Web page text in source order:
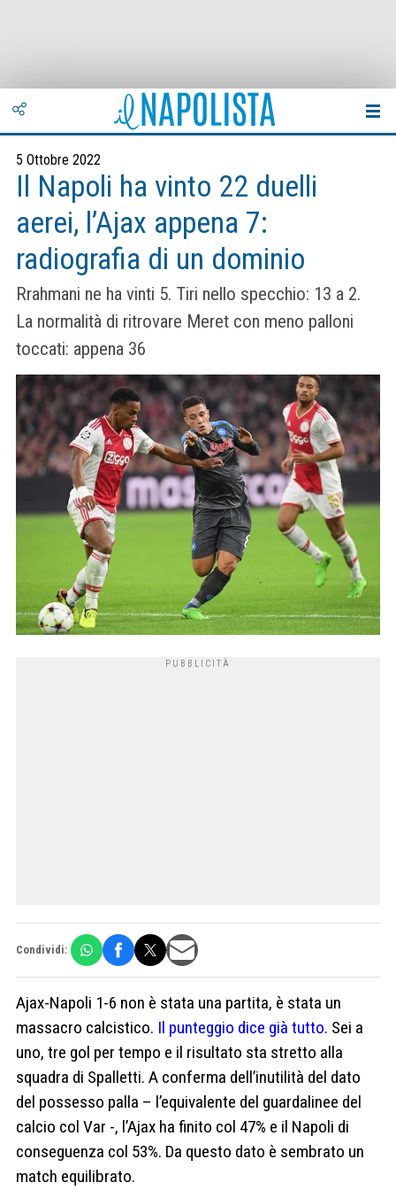
5 Ottobre 2022
Il Napoli ha vinto 22 duelli
aerei, l’Ajax appena 7:
radiografia di un dominio
Rrahmani ne ha vinti 5. Tiri nello specchio: 13 a 2.
La normalità di ritrovare Meret con meno palloni
toccati: appena 36
Condividi:
Ajax-Napoli 1-6 non è stata una partita, è stata un
massacro calcistico. Il punteggio dice già tutto. Sei a
uno, tre gol per tempo e il risultato sta stretto alla
squadra di Spalletti. A conferma dell’inutilità del dato
del possesso palla – l’equivalente del guardalinee del
calcio col Var -, l’Ajax ha finito col 47% e il Napoli di
conseguenza col 53%. Da questo dato è sembrato un
match equilibrato.